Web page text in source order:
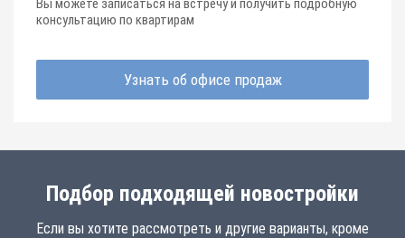
Вы можете записаться на встречу и получить подробную
консультацию по квартирам
Узнать об офисе продаж
Подбор подходящей новостройки
Если вы хотите рассмотреть и другие варианты, кроме